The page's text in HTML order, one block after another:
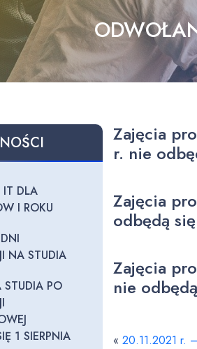
IT DLA
I ROKU
NA STUDIA
STUDIA PO
1 SIERPNIA
Zajęcia
r. nie
Zajęcia
odbędą
Zajęcia
nie
«20.11.2021 r.